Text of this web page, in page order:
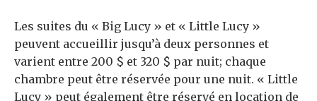
Les suites du « Big Lucy » et « Little Lucy »
peuvent accueillir jusqu’à deux personnes et
varient entre 200 $ et 320 $ par nuit; chaque
chambre peut être réservée pour une nuit. « Little
Lucy » peut également être réservé en location de